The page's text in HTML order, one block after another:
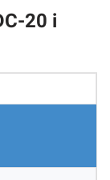
20 i